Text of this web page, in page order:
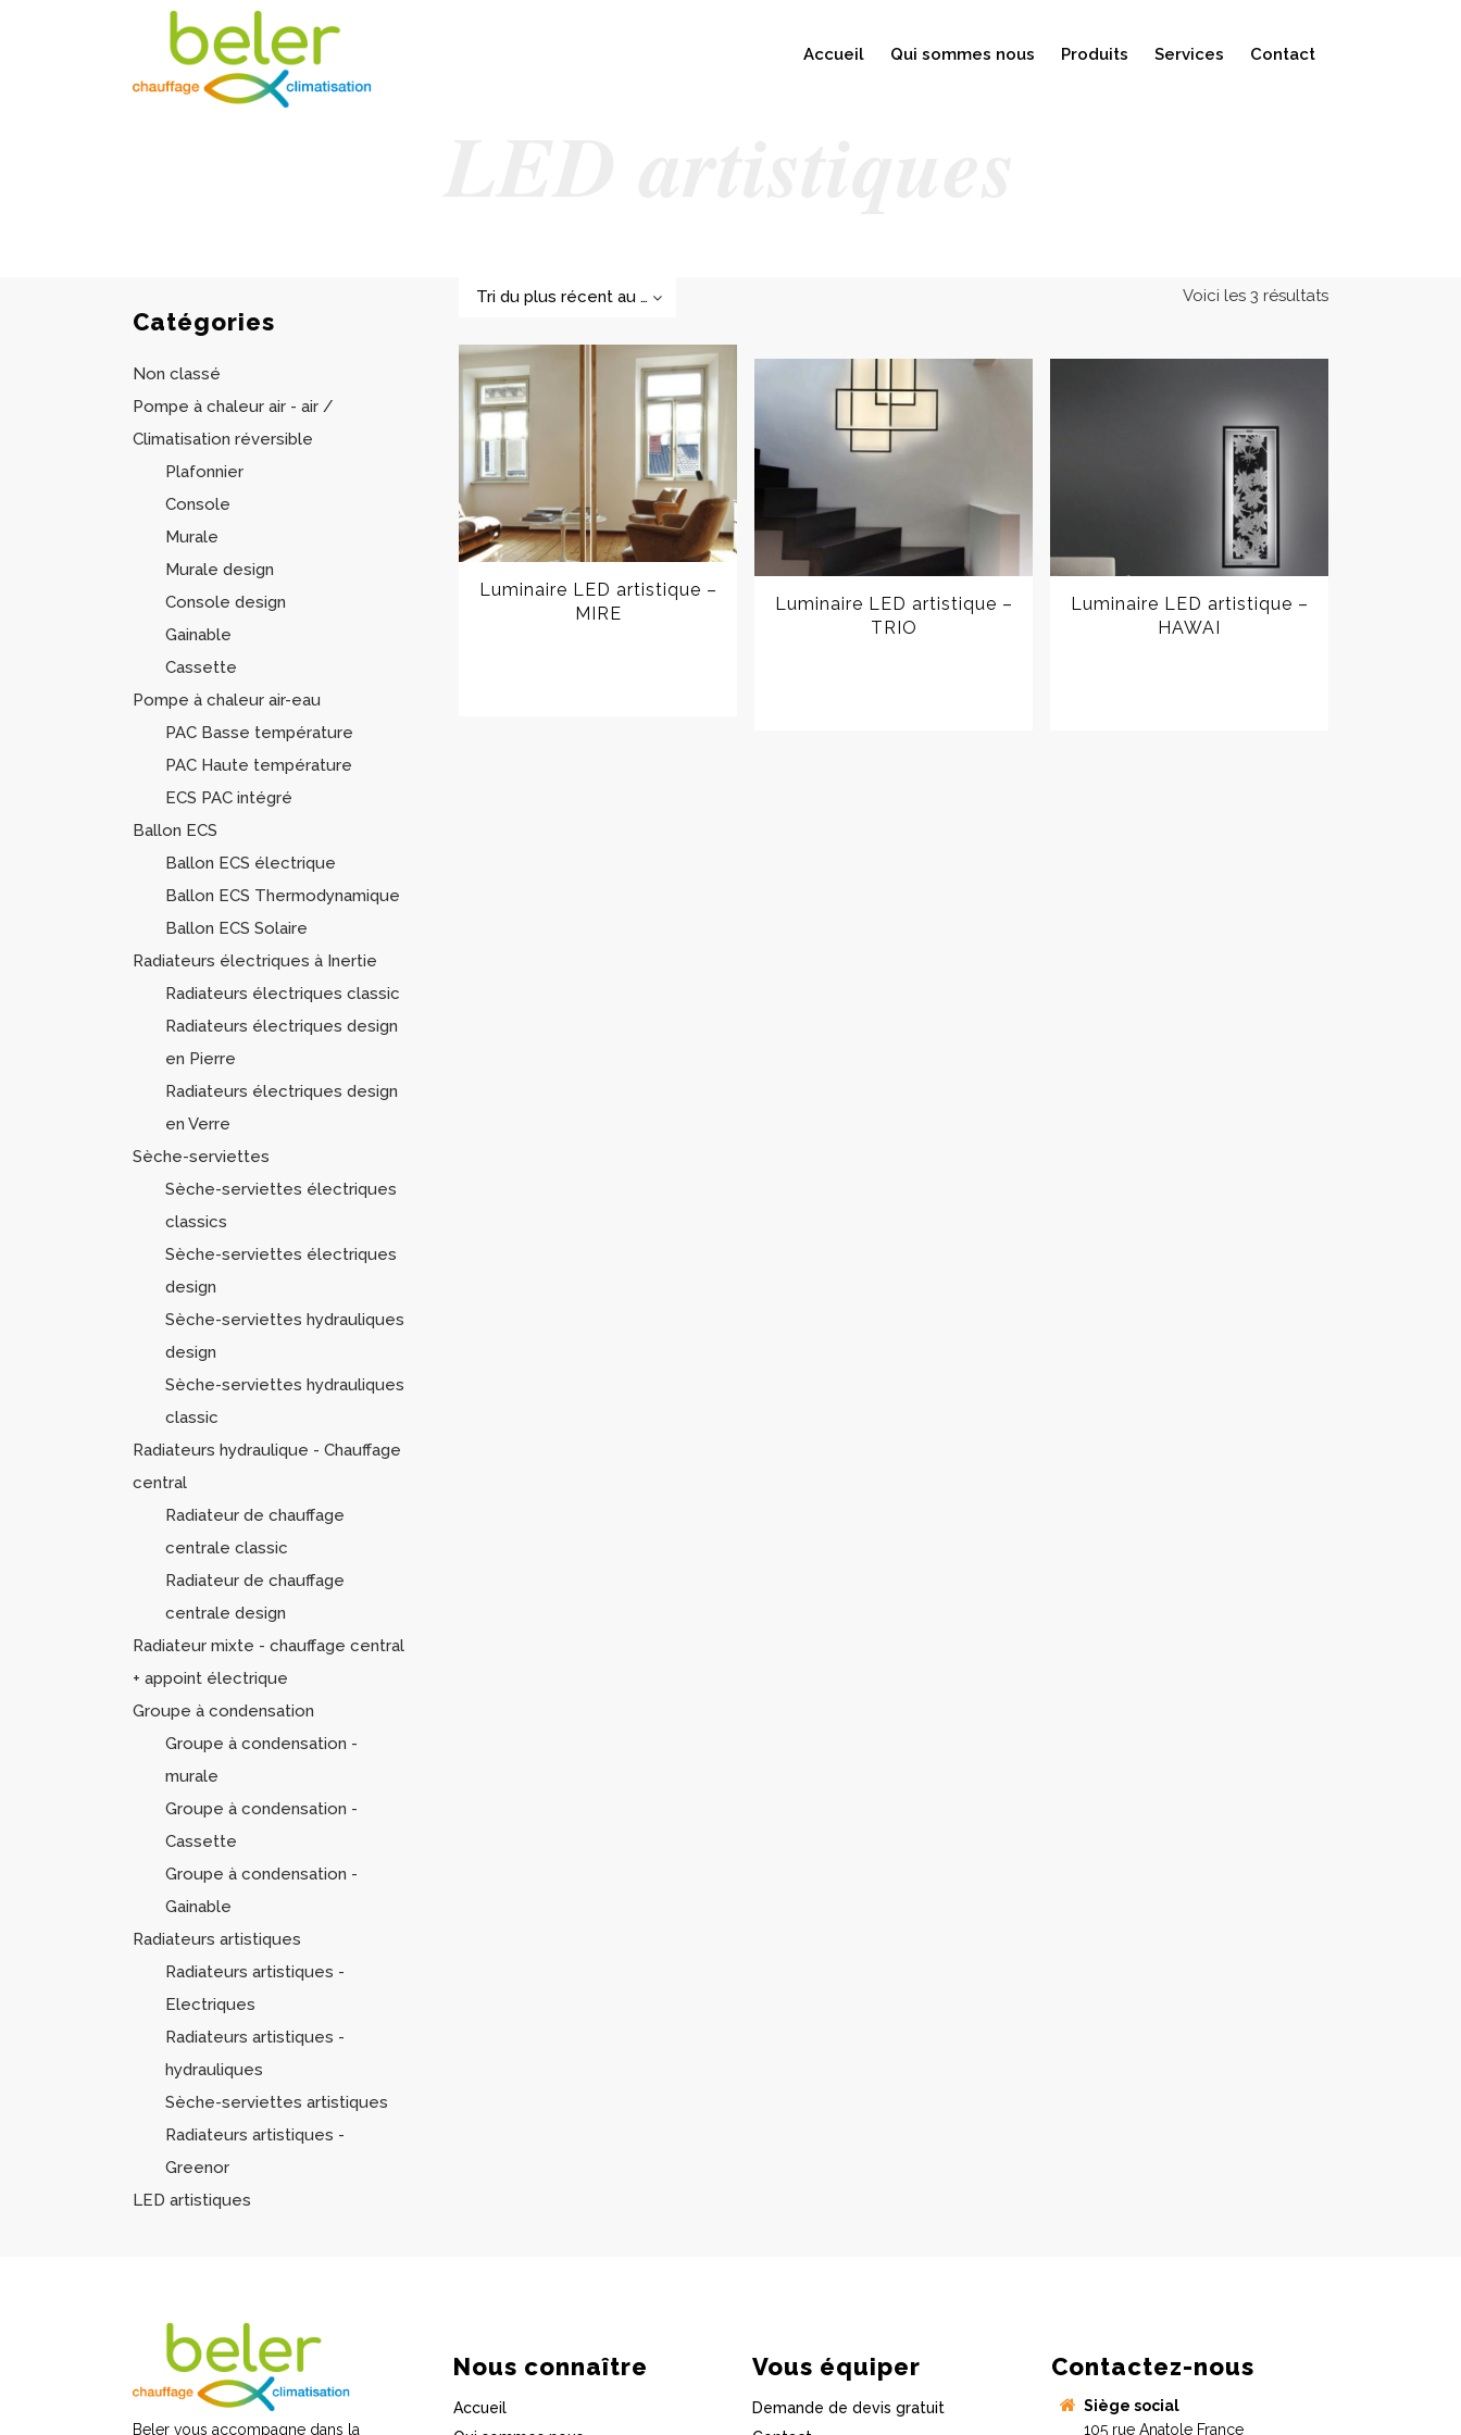
Accueil Qui sommes nous Produits Services Contact
Catégories
Non classé
Pompe à chaleur air - air /
Climatisation réversible
Plafonnier
Console
Murale
Murale design
Console design
Gainable
Cassette
Pompe à chaleur air-eau
PAC Basse température
PAC Haute température
ECS PAC intégré
Ballon ECS
Ballon ECS électrique
Ballon ECS Thermodynamique
Ballon ECS Solaire
Radiateurs électriques à Inertie
Radiateurs électriques classic
Radiateurs électriques design
en Pierre
Radiateurs électriques design
en Verre
Sèche-serviettes
Sèche-serviettes électriques
classics
Sèche-serviettes électriques
design
Sèche-serviettes hydrauliques
design
Sèche-serviettes hydrauliques
classic
Radiateurs hydraulique - Chauffage
central
Radiateur de chauffage
centrale classic
Radiateur de chauffage
centrale design
Radiateur mixte - chauffage central
+ appoint électrique
Groupe à condensation
Groupe à condensation -
murale
Groupe à condensation -
Cassette
Groupe à condensation -
Gainable
Radiateurs artistiques
Radiateurs artistiques -
Electriques
Radiateurs artistiques -
hydrauliques
Sèche-serviettes artistiques
Radiateurs artistiques -
Greenor
LED artistiques
Voici les 3 résultats
Tri du plus récent au plus ancien
Luminaire LED artistique –
MIRE
Luminaire LED artistique –
TRIO
Luminaire LED artistique –
HAWAI
Beler vous accompagne dans la
Nous connaître
Accueil
Vous équiper
Demande de devis gratuit
Contactez-nous
Siège social
105 rue Anatole France